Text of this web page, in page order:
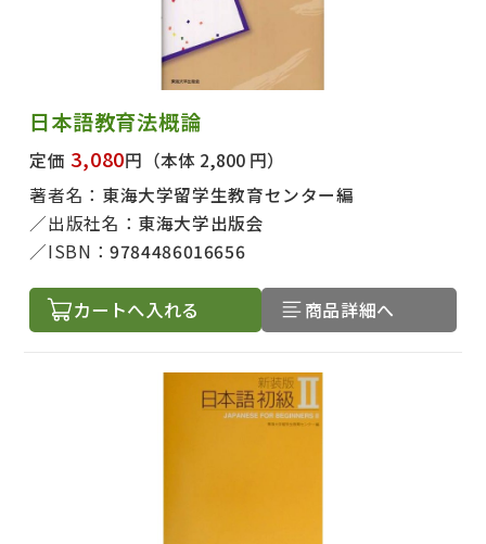
日本語教育法概論
定価 3,080円 （本体 2,800 円）
著者名： 東海大学留学生教育センター編
出版社名： 東海大学出版会
ISBN：9784486016656
カートへ入れる 商品詳細へ